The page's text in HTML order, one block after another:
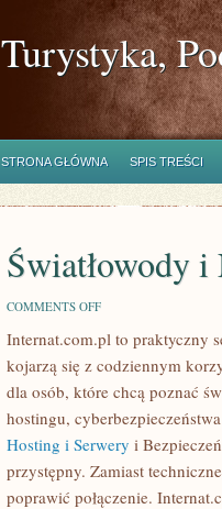
Turystyka,
STRONA GŁÓWNA SPIS TREŚCI
Światłowody i
COMMENTS OFFON
I
NOWOCZESNE
TECHNOLOGIE
Internat.com.pl to praktyczny
kojarzą się z codziennym
dla osób, które chcą poznać
hostingu,
Hosting i Serwery i
przystępny. Zamiast
poprawić połączenie.